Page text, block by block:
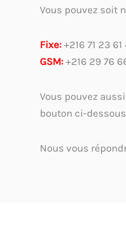
Vous pouvez soit
Fixe: +216 71 23 61
GSM: +216 29 76
Vous pouvez
bouton ci-
Nous vous